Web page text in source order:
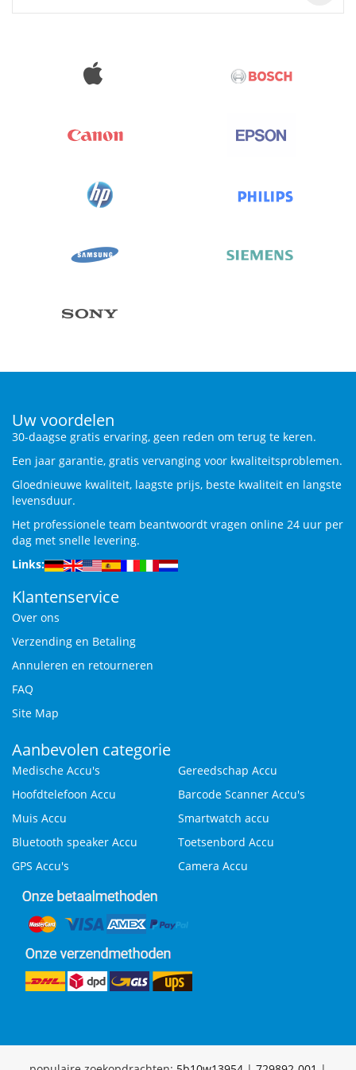
Uw voordelen
30-daagse gratis ervaring, geen reden om terug te keren.
Een jaar garantie, gratis vervanging voor kwaliteitsproblemen.
Gloednieuwe kwaliteit, laagste prijs, beste kwaliteit en langste
levensduur.
Het professionele team beantwoordt vragen online 24 uur per
dag met snelle levering.
Links:
Klantenservice
Over ons
Verzending en Betaling
Annuleren en retourneren
FAQ
Site Map
Aanbevolen categorie
Medische Accu's
Gereedschap Accu
Hoofdtelefoon Accu
Barcode Scanner Accu's
Muis Accu
Smartwatch accu
Bluetooth speaker Accu
Toetsenbord Accu
GPS Accu's
Camera Accu